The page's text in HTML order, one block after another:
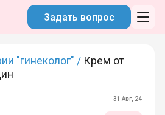
Задать вопрос
"гинеколог" / Крем от
31 Авг, 24